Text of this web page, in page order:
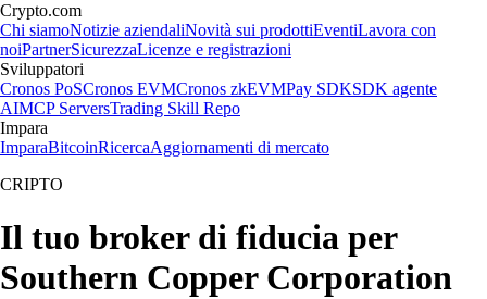
Crypto.com
Chi siamoNotizie aziendaliNovità sui prodottiEventiLavora con
noiPartnerSicurezzaLicenze e registrazioni
Sviluppatori
Cronos PoSCronos EVMCronos zkEVMPay SDKSDK agente
AIMCP ServersTrading Skill Repo
Impara
ImparaBitcoinRicercaAggiornamenti di mercato
CRIPTO
Il tuo broker di fiducia per
Southern Copper Corporation